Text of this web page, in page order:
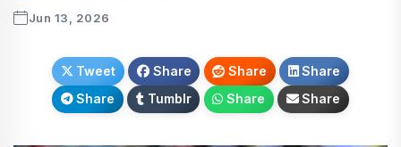
Jun 13, 2026
Tweet Share Share
Share
Share
Tumblr Share Share